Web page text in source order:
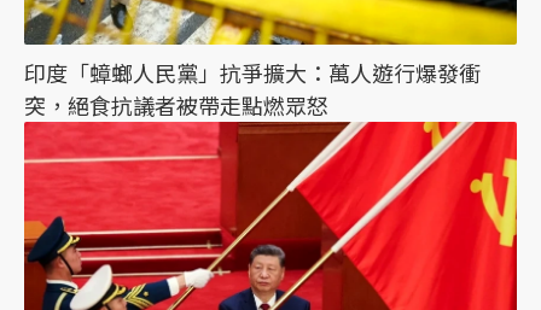
印度「蟑螂人民黨」抗爭擴大：萬人遊行爆發衝
突，絕食抗議者被帶走點燃眾怒